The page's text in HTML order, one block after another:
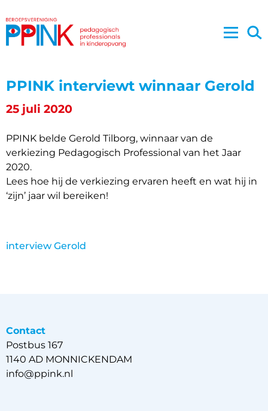
PPINK interviewt winnaar Gerold
25 juli 2020
PPINK belde Gerold Tilborg, winnaar van de
verkiezing Pedagogisch Professional van het Jaar
2020.
Lees hoe hij de verkiezing ervaren heeft en wat hij in
‘zijn’ jaar wil bereiken!
interview Gerold
Contact
Postbus 167
1140 AD MONNICKENDAM
info@ppink.nl